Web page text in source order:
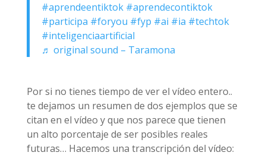
#aprendeentiktok #aprendecontiktok
#participa #foryou #fyp #ai #ia #techtok
#inteligenciaartificial
♬ original sound – Taramona
Por si no tienes tiempo de ver el vídeo entero..
te dejamos un resumen de dos ejemplos que se
citan en el vídeo y que nos parece que tienen
un alto porcentaje de ser posibles reales
futuras… Hacemos una transcripción del vídeo: